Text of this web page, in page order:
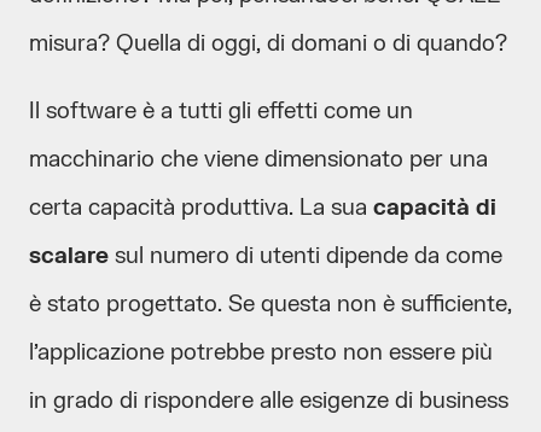
misura? Quella di oggi, di domani o di quando?
Il software è a tutti gli effetti come un
macchinario che viene dimensionato per una
certa capacità produttiva. La sua capacità di
scalare sul numero di utenti dipende da come
è stato progettato. Se questa non è sufficiente,
l’applicazione potrebbe presto non essere più
in grado di rispondere alle esigenze di business